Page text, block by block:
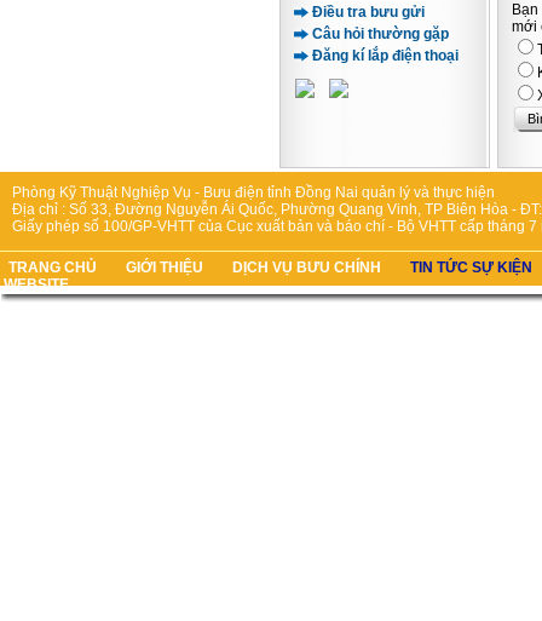
Điều tra bưu gửi
Câu hỏi thường gặp
Đăng kí lắp điện thoại
mới
Phòng Kỹ Thuật Nghiệp Vụ - Bưu điện tỉnh Đồng Nai quản lý và thực hiện
Địa chỉ : Số 33, Đường Nguyễn Ái Quốc, Phường Quang Vinh, TP Biên Hòa -
Giấy phép số 100/GP-VHTT của Cục xuất bản và báo chí - Bộ VHTT cấp tháng 7
TRANG CHỦ GIỚI THIỆU DỊCH VỤ BƯU CHÍNH
TIN TỨC SỰ KIỆN
WEBSITE